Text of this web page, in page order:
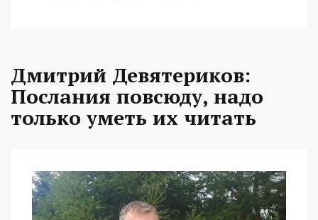
Дмитрий Девятериков:
Послания повсюду, надо
только уметь их читать